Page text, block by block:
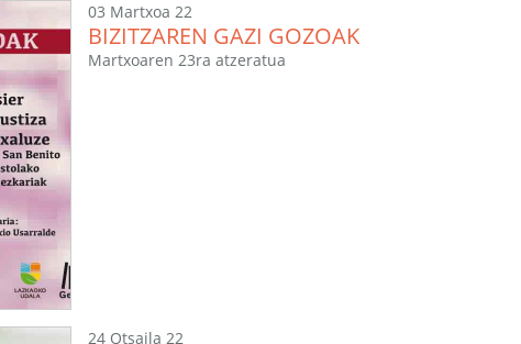
03 Martxoa 22
BIZITZAREN GAZI GOZOAK
Martxoaren 23ra atzeratua
24 Otsaila 22